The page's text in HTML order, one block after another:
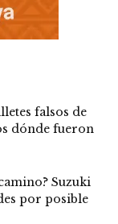
falsos de
dónde fueron
Suzuki
por posible